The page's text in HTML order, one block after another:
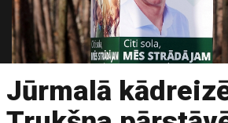
Jūrmalā